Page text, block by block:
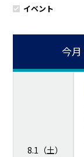
イベント
今月
8.1（土）